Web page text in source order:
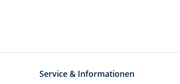
Service & Informationen